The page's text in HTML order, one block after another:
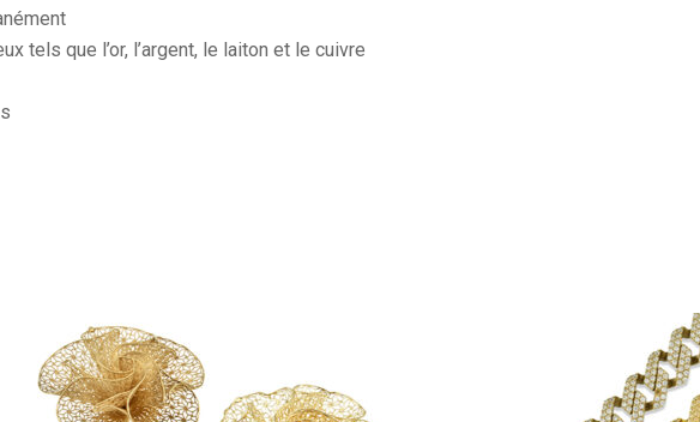
tels que l’or, l’argent, le laiton et le cuivre